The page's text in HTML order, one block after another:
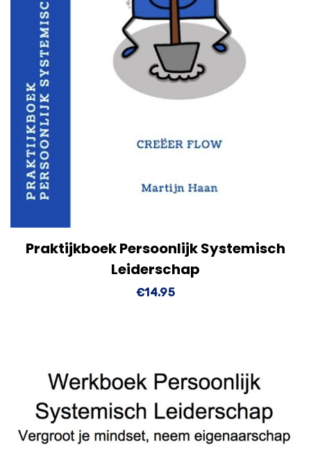
View Details
Toevoegen aan
winkelwagen
Praktijkboek Persoonlijk Systemisch
Leiderschap
€14.95